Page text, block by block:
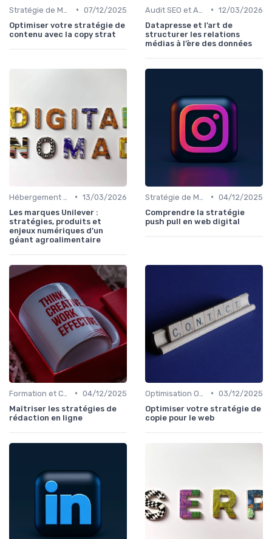
• 07/12/2025
Optimiser votre stratégie de
contenu avec la copy strat
• 12/03/2026
Datapresse et l’art de
structurer les relations
médias à l’ère des données
• 13/03/2026
Les marques Unilever :
stratégies, produits et
enjeux numériques d’un
géant agroalimentaire
• 04/12/2025
Comprendre la stratégie
push pull en web digital
• 04/12/2025
Maîtriser les stratégies de
rédaction en ligne
• 03/12/2025
Optimiser votre stratégie de
copie pour le web